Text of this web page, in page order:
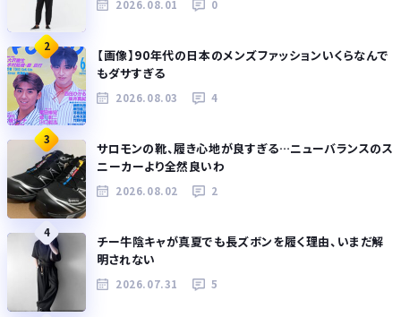
2026.08.01 0
2
【画像】90年代の日本のメンズファッションいくらなんで
もダサすぎる
2026.08.03 4
3
サロモンの靴、履き心地が良すぎる…ニューバランスのス
ニーカーより全然良いわ
2026.08.02 2
4
チー牛陰キャが真夏でも長ズボンを履く理由、いまだ解
明されない
2026.07.31 5